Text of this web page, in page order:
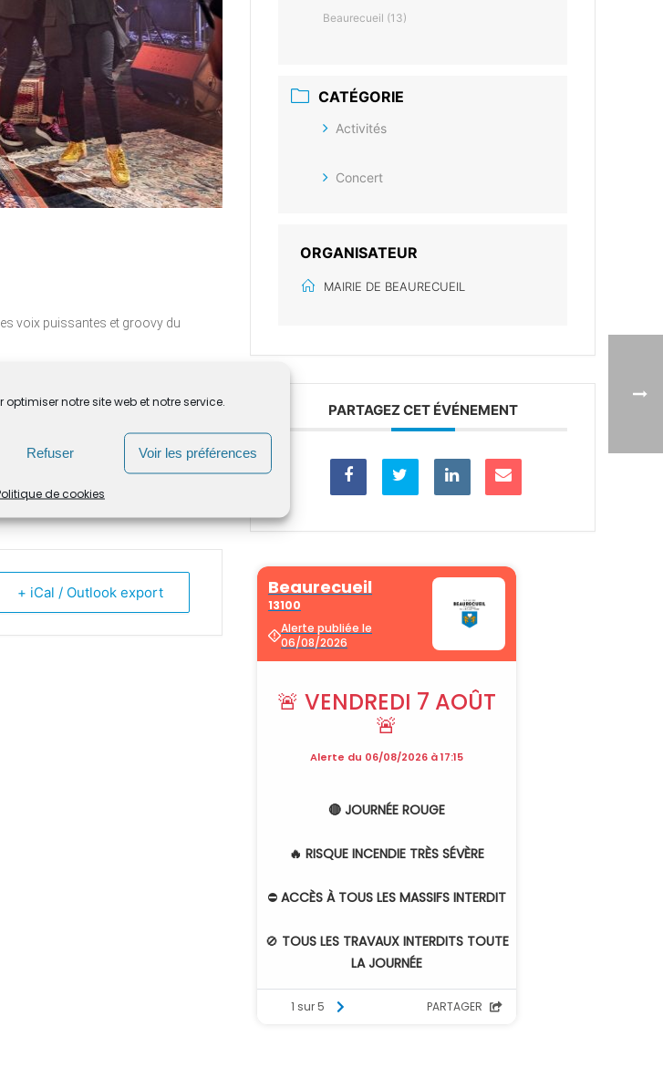
notre site web et notre service.
Refuser Voir les préférences
de cookies
voix puissantes et groovy du
+ iCal / Outlook export
Beaurecueil (13)
CATÉGORIE
Activités
Concert
ORGANISATEUR
MAIRIE DE BEAURECUEIL
PARTAGEZ CET ÉVÉNEMENT